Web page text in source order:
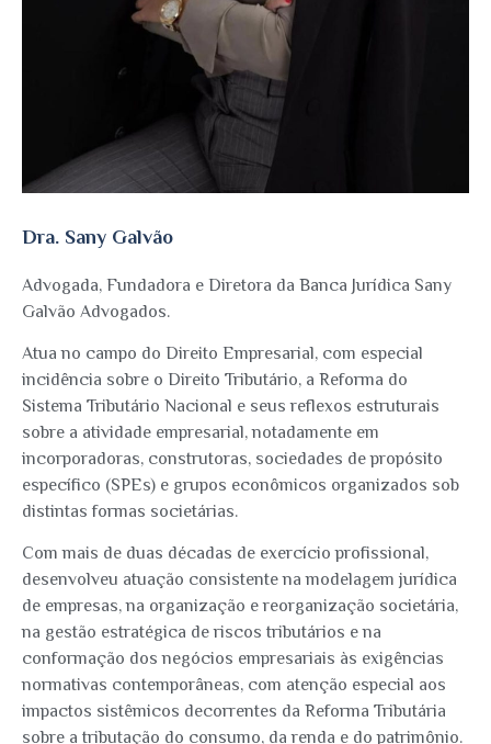
Dra. Sany Galvão
Advogada, Fundadora e Diretora da Banca Jurídica Sany
Galvão Advogados.
Atua no campo do Direito Empresarial, com especial
incidência sobre o Direito Tributário, a Reforma do
Sistema Tributário Nacional e seus reflexos estruturais
sobre a atividade empresarial, notadamente em
incorporadoras, construtoras, sociedades de propósito
específico (SPEs) e grupos econômicos organizados sob
distintas formas societárias.
Com mais de duas décadas de exercício profissional,
desenvolveu atuação consistente na modelagem jurídica
de empresas, na organização e reorganização societária,
na gestão estratégica de riscos tributários e na
conformação dos negócios empresariais às exigências
normativas contemporâneas, com atenção especial aos
impactos sistêmicos decorrentes da Reforma Tributária
sobre a tributação do consumo, da renda e do patrimônio.